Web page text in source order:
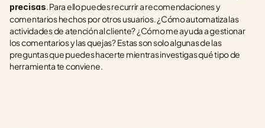
precisas. Para ello puedes recurrir a recomendaciones y
comentarios hechos por otros usuarios. ¿Cómo automatiza las
actividades de atención al cliente? ¿Cómo me ayuda a gestionar
los comentarios y las quejas? Estas son solo algunas de las
preguntas que puedes hacerte mientras investigas qué tipo de
herramienta te conviene.